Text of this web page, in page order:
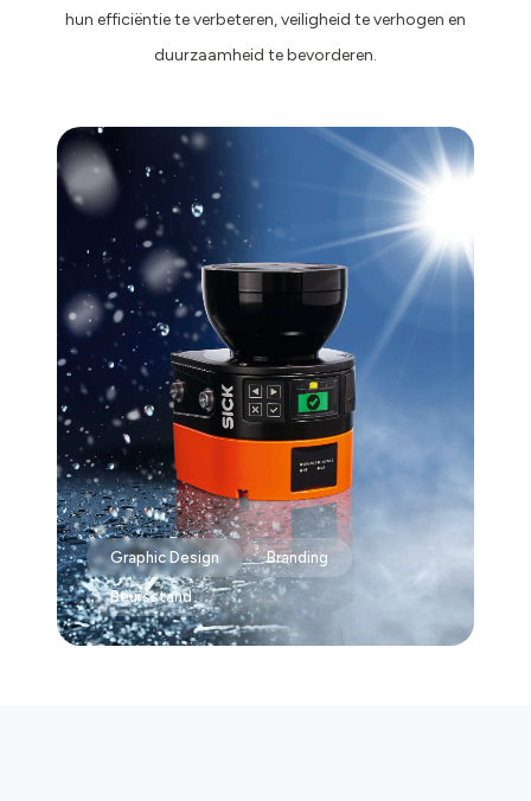
hun efficiëntie te verbeteren, veiligheid te verhogen en
duurzaamheid te bevorderen.
Graphic Design Branding
Beursstand